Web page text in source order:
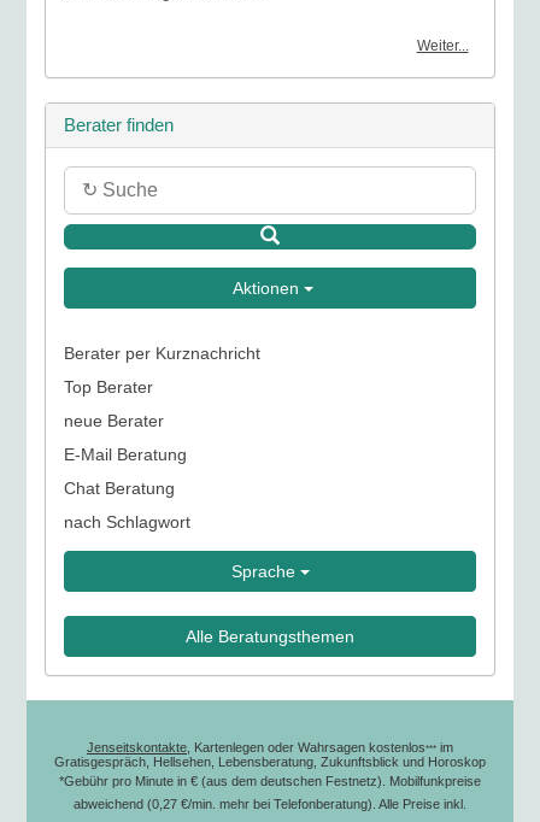
Weiter...
Berater finden
Aktionen
Berater per Kurznachricht
Top Berater
neue Berater
E-Mail Beratung
Chat Beratung
nach Schlagwort
Sprache
Alle Beratungsthemen
Jenseitskontakte , Kartenlegen oder Wahrsagen kostenlos*** im
Gratisgespräch, Hellsehen, Lebensberatung, Zukunftsblick und Horoskop
*Gebühr pro Minute in € (aus dem deutschen Festnetz). Mobilfunkpreise
abweichend (0,27 €/min. mehr bei Telefonberatung). Alle Preise inkl.